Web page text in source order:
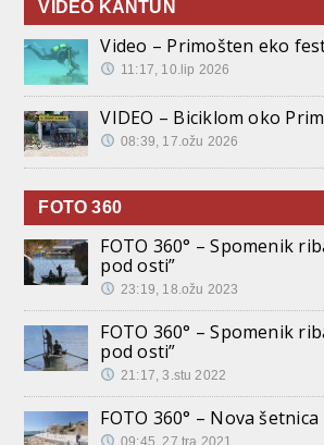
VIDEO KANTUN
Video – Primošten eko
11:17, 10.lip 2026
VIDEO – Biciklom oko
08:39, 17.ožu 2026
FOTO 360
FOTO 360° – Spomenik
pod osti”
23:19, 18.ožu 2023
FOTO 360° – Spomenik
pod osti”
21:17, 3.stu 2022
FOTO 360° – Nova
09:45, 27.tra 2021